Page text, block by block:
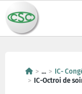
...
IC-
IC-Octroi de